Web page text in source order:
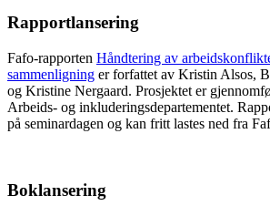
Rapportlansering
Fafo-rapporten Håndtering av
sammenligning er forfattet av Kristin Alsos,
og Kristine Nergaard. Prosjektet er
Arbeids- og inkluderingsdepartementet.
på seminardagen og kan fritt lastes ned fra
Boklansering